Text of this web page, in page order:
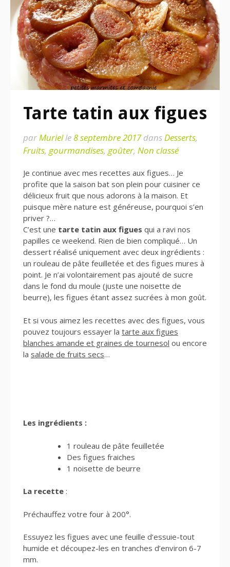
Tarte tatin aux figues
parMurielle8 septembre 2017dansDesserts,
Fruits, gourmandises, goûter, Non classé
Je continue avec mes recettes aux figues… Je
profite que la saison bat son plein pour cuisiner ce
délicieux fruit que nous adorons à la maison. Et
puisque mère nature est généreuse, pourquoi s’en
priver ?…
C’est une tarte tatin aux figues qui a ravi nos
papilles ce weekend. Rien de bien compliqué… Un
dessert réalisé uniquement avec deux ingrédients :
un rouleau de pâte feuilletée et des figues mures à
point. Je n’ai volontairement pas ajouté de sucre
dans le fond du moule (juste une noisette de
beurre), les figues étant assez sucrées à mon goût.
Et si vous aimez les recettes avec des figues, vous
pouvez toujours essayer la tarte aux figues
blanches amande et graines de tournesol ou encore
la salade de fruits secs…
Les ingrédients :
1 rouleau de pâte feuilletée
Des figues fraiches
1 noisette de beurre
La recette :
Préchauffez votre four à 200°.
Essuyez les figues avec une feuille d’essuie-tout
humide et découpez-les en tranches d’environ 6-7
mm.